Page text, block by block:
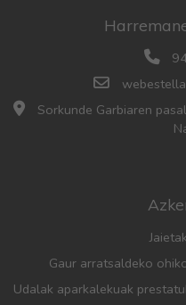
Sorkunde Garbiaren
Gaur arratsaldeko